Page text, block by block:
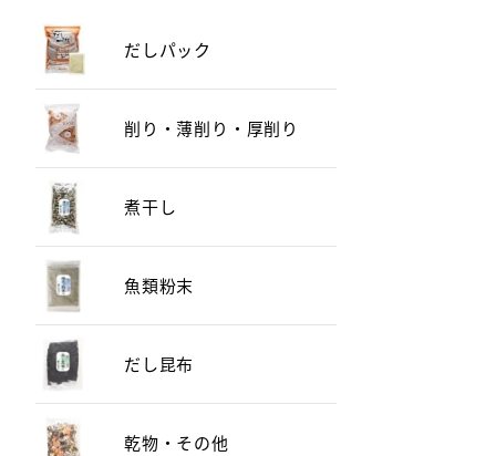
だしパック
削り・薄削り・厚削り
煮干し
魚類粉末
だし昆布
乾物・その他